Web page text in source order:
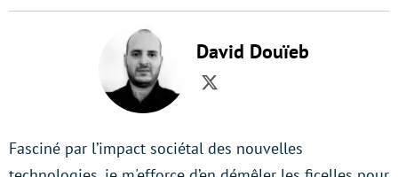
David Douïeb
Twitter
Fasciné par l’impact sociétal des nouvelles